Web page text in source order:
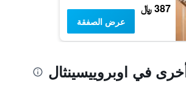
387 ﷼
عرض الصفقة
في اوبروييسينثال